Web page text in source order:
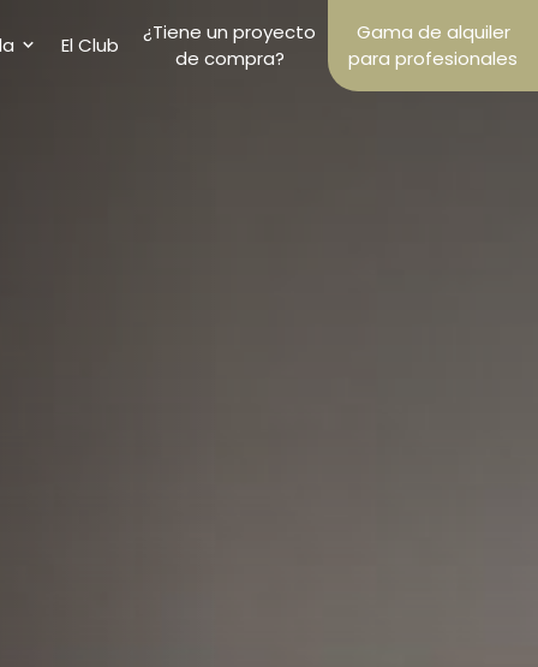
El Club
¿Tiene un proyecto
de compra?
Gama de alquiler
para profesionales